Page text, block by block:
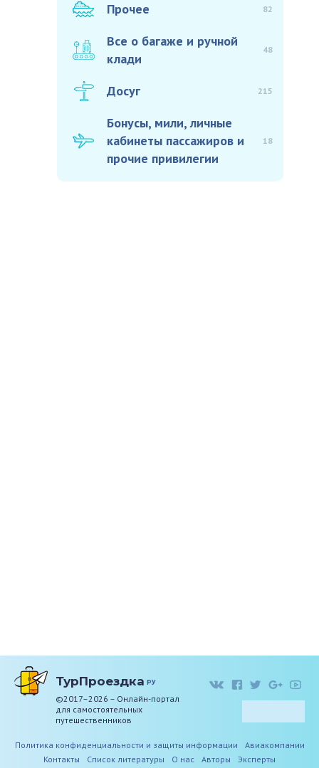
Прочее 82
Все о багаже и ручной
клади
48
Досуг 215
Бонусы, мили, личные
кабинеты пассажиров и
прочие привилегии
18
ТурПроездка ру
©2017–2026 – Онлайн-портал
для самостоятельных
путешественников
Политика конфиденциальности и защиты информации
Авиакомпании
Контакты
Список литературы О нас Авторы Эксперты